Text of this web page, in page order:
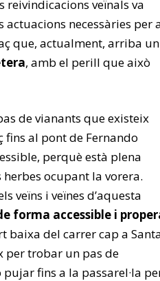
reivindicacions veïnals va
necessàries per
que, actualment, arriba un
, amb el perill que això
de vianants que existeix
fins al pont de Fernando
perquè està plena
ocupant la vorera.
veïns i veïnes d’aquesta
forma accessible i
baixa del carrer cap a
per trobar un pas de
fins a la passarel·la